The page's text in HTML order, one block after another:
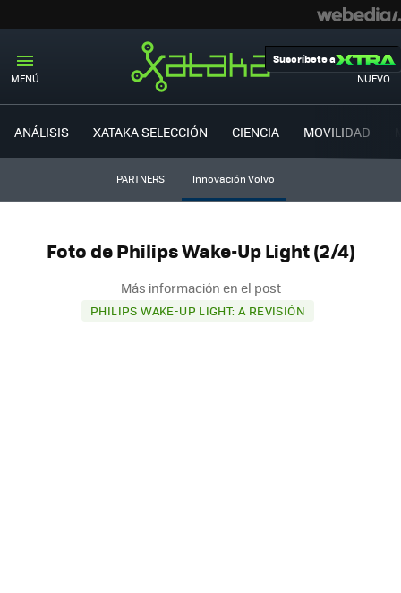
MENÚ NUEVO
Suscríbete a
ANÁLISIS XATAKA SELECCIÓN CIENCIA MOVILIDAD
PARTNERS Innovación Volvo
Foto de Philips Wake-Up Light (2/4)
Más información en el post
PHILIPS WAKE-UP LIGHT: A REVISIÓN